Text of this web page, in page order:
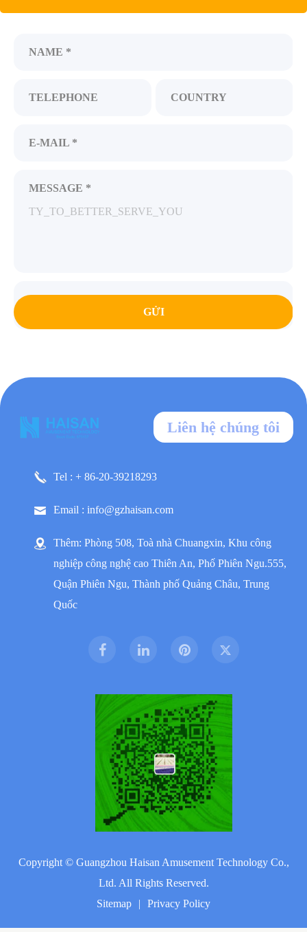
NAME *
TELEPHONE COUNTRY
E-MAIL *
MESSAGE *
GỬI
Liên hệ chúng tôi
Tel : + 86-20-39218293
Email : info@gzhaisan.com
Thêm: Phòng 508, Toà nhà Chuangxin, Khu công
nghiệp công nghệ cao Thiên An, Phố Phiên Ngu.555,
Quận Phiên Ngu, Thành phố Quảng Châu, Trung
Quốc
Copyright © Guangzhou Haisan Amusement Technology Co.,
Ltd. All Rights Reserved.
Sitemap
| Privacy Policy